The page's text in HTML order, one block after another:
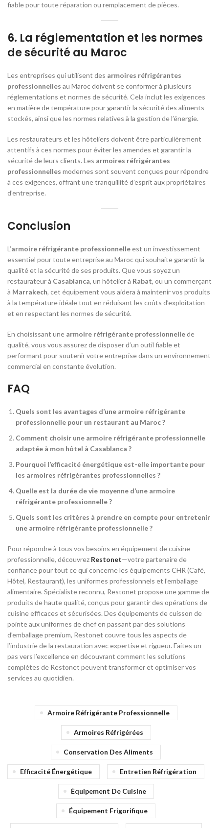
fiable pour toute réparation ou remplacement de pièces.
6. La réglementation et les normes
de sécurité au Maroc
Les entreprises qui utilisent des armoires réfrigérantes
professionnelles au Maroc doivent se conformer à plusieurs
réglementations et normes de sécurité. Cela inclut les exigences
en matière de température pour garantir la sécurité des aliments
stockés, ainsi que les normes relatives à la gestion de l’énergie.
Les restaurateurs et les hôteliers doivent être particulièrement
attentifs à ces normes pour éviter les amendes et garantir la
sécurité de leurs clients. Les armoires réfrigérantes
professionnelles modernes sont souvent conçues pour répondre
à ces exigences, offrant une tranquillité d’esprit aux propriétaires
d’entreprise.
Conclusion
L’armoire réfrigérante professionnelleest un investissement
essentiel pour toute entreprise au Maroc qui souhaite garantir la
qualité et la sécurité de ses produits. Que vous soyez un
restaurateur à Casablanca, un hôtelier à Rabat, ou un commerçant
à Marrakech, cet équipement vous aidera à maintenir vos produits
à la température idéale tout en réduisant les coûts d’exploitation
et en respectant les normes de sécurité.
En choisissant une armoire réfrigérante professionnellede
qualité, vous vous assurez de disposer d’un outil fiable et
performant pour soutenir votre entreprise dans un environnement
commercial en constante évolution.
FAQ
Quels sont les avantages d’une armoire réfrigérante
professionnelle pour un restaurant au Maroc ?
Comment choisir une armoire réfrigérante professionnelle
adaptée à mon hôtel à Casablanca ?
Pourquoi l’efficacité énergétique est-elle importante pour
les armoires réfrigérantes professionnelles ?
Quelle est la durée de vie moyenne d’une armoire
réfrigérante professionnelle ?
Quels sont les critères à prendre en compte pour entretenir
une armoire réfrigérante professionnelle ?
Pour répondre à tous vos besoins en équipement de cuisine
professionnelle, découvrez Restonet—votre partenaire de
confiance pour tout ce qui concerne les équipements CHR (Café,
Hôtel, Restaurant), les uniformes professionnels et l’emballage
alimentaire. Spécialiste reconnu, Restonet propose une gamme de
produits de haute qualité, conçus pour garantir des opérations de
cuisine efficaces et sécurisées. Des équipements de cuisson de
pointe aux uniformes de chef en passant par des solutions
d’emballage premium, Restonet couvre tous les aspects de
l’industrie de la restauration avec expertise et rigueur. Faites un
pas vers l’excellence en découvrant comment les solutions
complètes de Restonet peuvent transformer et optimiser vos
services au quotidien.
Armoire Réfrigérante Professionnelle
Armoires Réfrigérées
Conservation Des Aliments
Efficacité Énergétique Entretien Réfrigération
Équipement De Cuisine
Équipement Frigorifique